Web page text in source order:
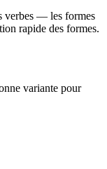
verbes — les formes
rapide des formes.
variante pour